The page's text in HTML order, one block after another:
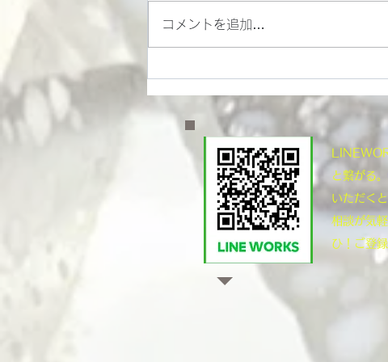
岡山足回り技術で極めるモー
ターサイクルの走り
コメントを追加…
と繋がる
いただく
相談が気
ひ！ご登録